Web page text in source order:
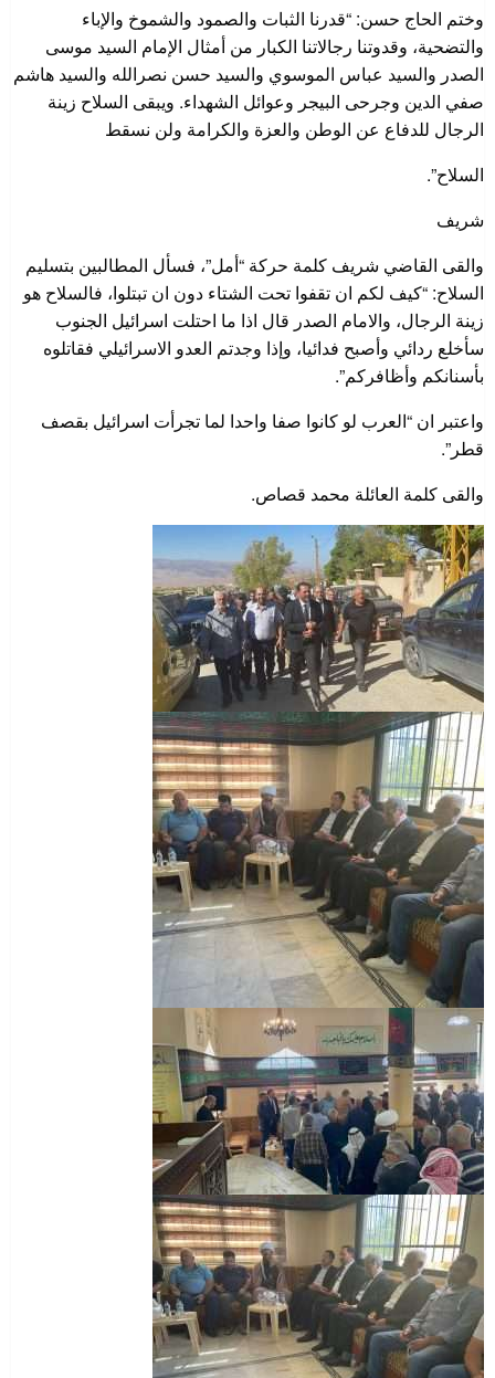
وختم الحاج حسن: “قدرنا الثبات والصمود والشموخ والإباء
والتضحية، وقدوتنا رجالاتنا الكبار من أمثال الإمام السيد موسى
الصدر والسيد عباس الموسوي والسيد حسن نصرالله والسيد هاشم
صفي الدين وجرحى البيجر وعوائل الشهداء. ويبقى السلاح زينة
الرجال للدفاع عن الوطن والعزة والكرامة ولن نسقط
السلاح”.
شريف
والقى القاضي شريف كلمة حركة “أمل”، فسأل المطالبين بتسليم
السلاح: “كيف لكم ان تقفوا تحت الشتاء دون ان تبتلوا، فالسلاح هو
زينة الرجال، والامام الصدر قال اذا ما احتلت اسرائيل الجنوب
سأخلع ردائي وأصبح فدائيا، وإذا وجدتم العدو الاسرائيلي فقاتلوه
بأسنانكم وأظافركم”.
واعتبر ان “العرب لو كانوا صفا واحدا لما تجرأت اسرائيل بقصف
قطر”.
والقى كلمة العائلة محمد قصاص.